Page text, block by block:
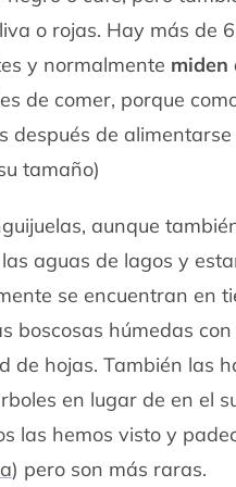
o rojas. Hay más de
y normalmente miden
de comer, porque
después de
tamaño)
aunque
aguas de lagos y
se encuentran en
boscosas húmedas
de hojas. También las
en lugar de en el
las hemos visto y
) pero son más raras.